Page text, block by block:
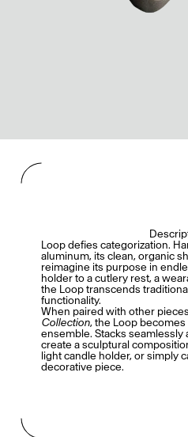
Loop defies categorization.
aluminum, its clean, organic
reimagine its purpose in
holder to a cutlery rest, a
the Loop transcends
functionality.
When paired with other
Collection, the Loop
ensemble. Stacks seamlessly
create a sculptural
light candle holder, or simply
decorative piece.